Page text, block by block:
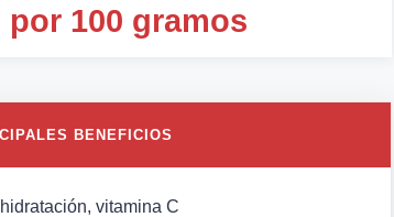
100 gramos
BENEFICIOS
vitamina C